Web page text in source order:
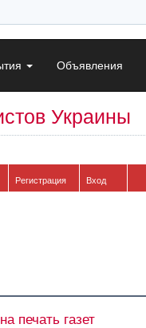
Объявления
Украины
Регистрация Вход
печать газет